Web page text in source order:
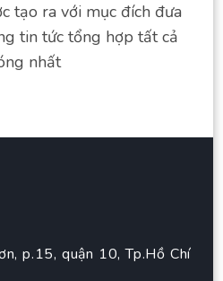
tạo ra với mục đích đưa
tin tức tổng hợp tất cả
nhất
p.15, quận 10, Tp.Hồ Chí